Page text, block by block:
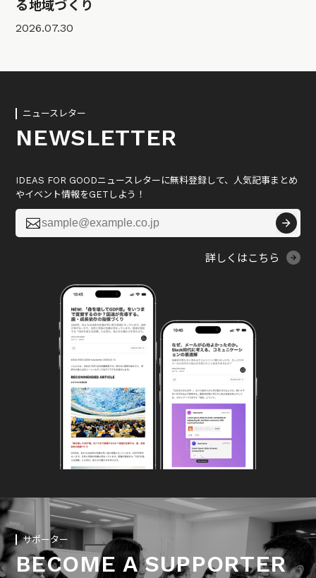
る地域づくり
2026.07.30
ニュースレター
NEWSLETTER
IDEAS FOR GOODニュースレターに無料登録して、人気記事まとめ
やイベント情報をGETしよう！

詳しくはこちら
サポーター
BECOME A SUPPORTER